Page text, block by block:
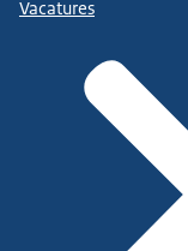
Vacatures